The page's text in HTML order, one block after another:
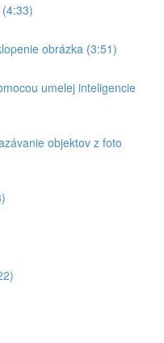
obrázka (3:51)
umelej inteligencie
objektov z foto